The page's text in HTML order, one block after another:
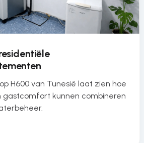
H600 van Tunesië laat zien hoe
gastcomfort kunnen combineren